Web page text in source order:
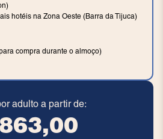
hotéis na Zona Oeste (Barra da Tijuca)
compra durante o almoço)
adulto a partir de:
863,00